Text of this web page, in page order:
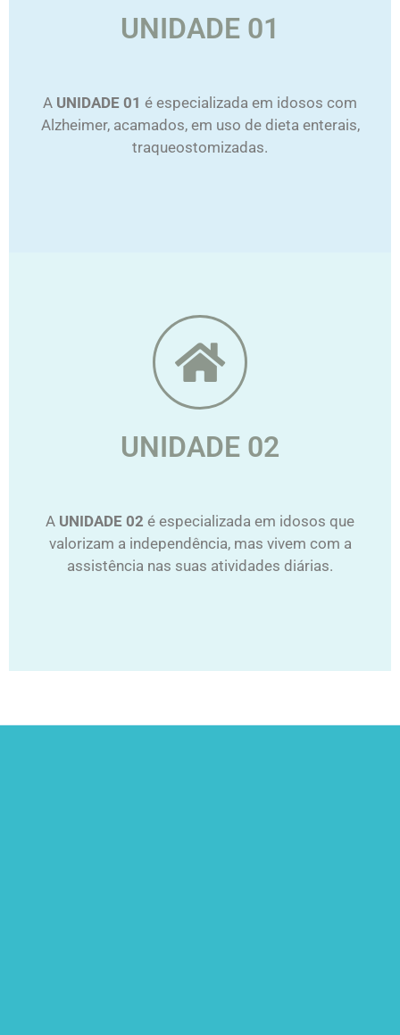
UNIDADE 01
A UNIDADE 01 é especializada em idosos com
Alzheimer, acamados, em uso de dieta enterais,
traqueostomizadas.
UNIDADE 02
A UNIDADE 02 é especializada em idosos que
valorizam a independência, mas vivem com a
assistência nas suas atividades diárias.